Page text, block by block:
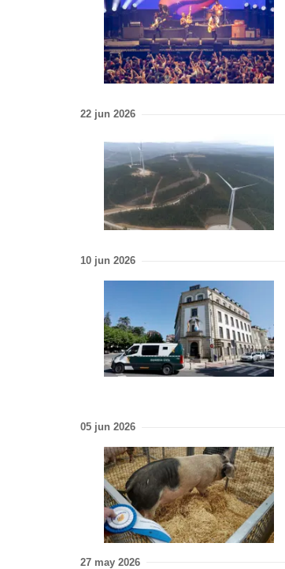
22 jun 2026
10 jun 2026
05 jun 2026
27 may 2026